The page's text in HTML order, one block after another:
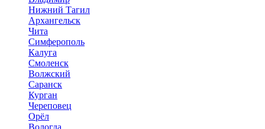
Нижний Тагил
Архангельск
Чита
Симферополь
Калуга
Смоленск
Волжский
Саранск
Курган
Череповец
Орёл
Вологда